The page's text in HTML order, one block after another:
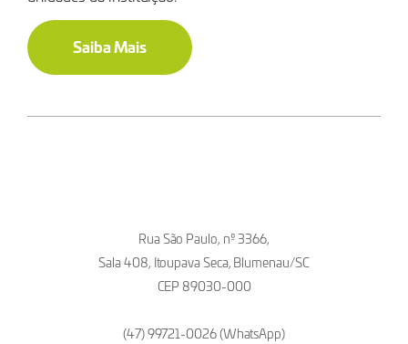
Saiba Mais
Rua São Paulo, nº 3366,
Sala 408, Itoupava Seca, Blumenau/SC
CEP 89030-000
(47) 99721-0026 (WhatsApp)